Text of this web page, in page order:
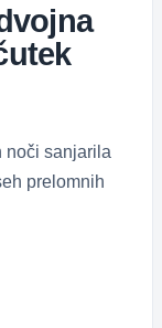
noči sanjarila
prelomnih